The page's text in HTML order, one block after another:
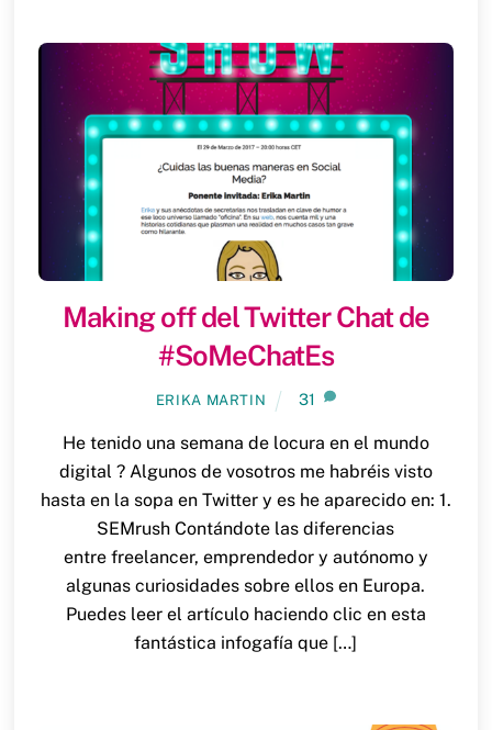
Making off del Twitter Chat de
#SoMeChatEs
ERIKA MARTIN 31
He tenido una semana de locura en el mundo
digital ? Algunos de vosotros me habréis visto
hasta en la sopa en Twitter y es he aparecido en: 1.
SEMrush Contándote las diferencias
entre freelancer, emprendedor y autónomo y
algunas curiosidades sobre ellos en Europa.
Puedes leer el artículo haciendo clic en esta
fantástica infogafía que […]